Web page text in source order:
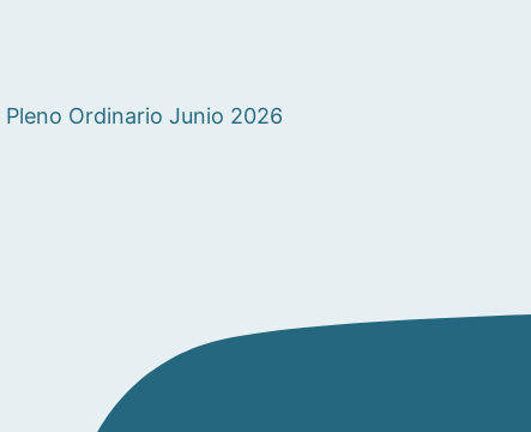
Pleno Ordinario Junio 2026